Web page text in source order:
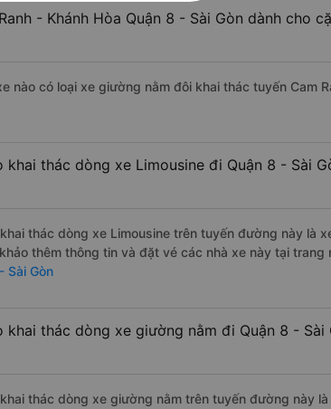
- Khánh Hòa Quận 8 - Sài Gòn dành cho
nào có loại xe giường nằm đôi khai thác tuyến Cam
khai thác dòng xe Limousine đi Quận 8 - Sài
thác dòng xe Limousine trên tuyến đường này là
thêm thông tin và đặt vé các nhà xe này tại trang
Sài Gòn
khai thác dòng xe giường nằm đi Quận 8 - Sài
thác dòng xe giường nằm trên tuyến đường này